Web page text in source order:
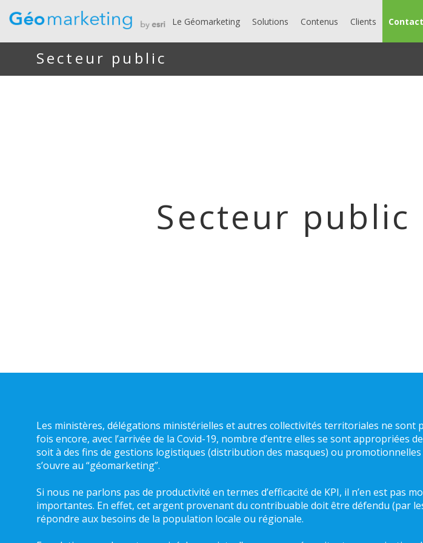
Le Géomarketing Solutions Contenus Clients
Secteur public
Secteur public
Les ministères, délégations ministérielles et autres collectivités territoriales ne
fois encore, avec l’arrivée de la Covid-19, nombre d’entre elles se sont appropriées
soit à des fins de gestions logistiques (distribution des masques) ou
s’ouvre au “géomarketing”.
Si nous ne parlons pas de productivité en termes d’efficacité de KPI, il n’en est pas
importantes. En effet, cet argent provenant du contribuable doit être défendu (par
répondre aux besoins de la population locale ou régionale.